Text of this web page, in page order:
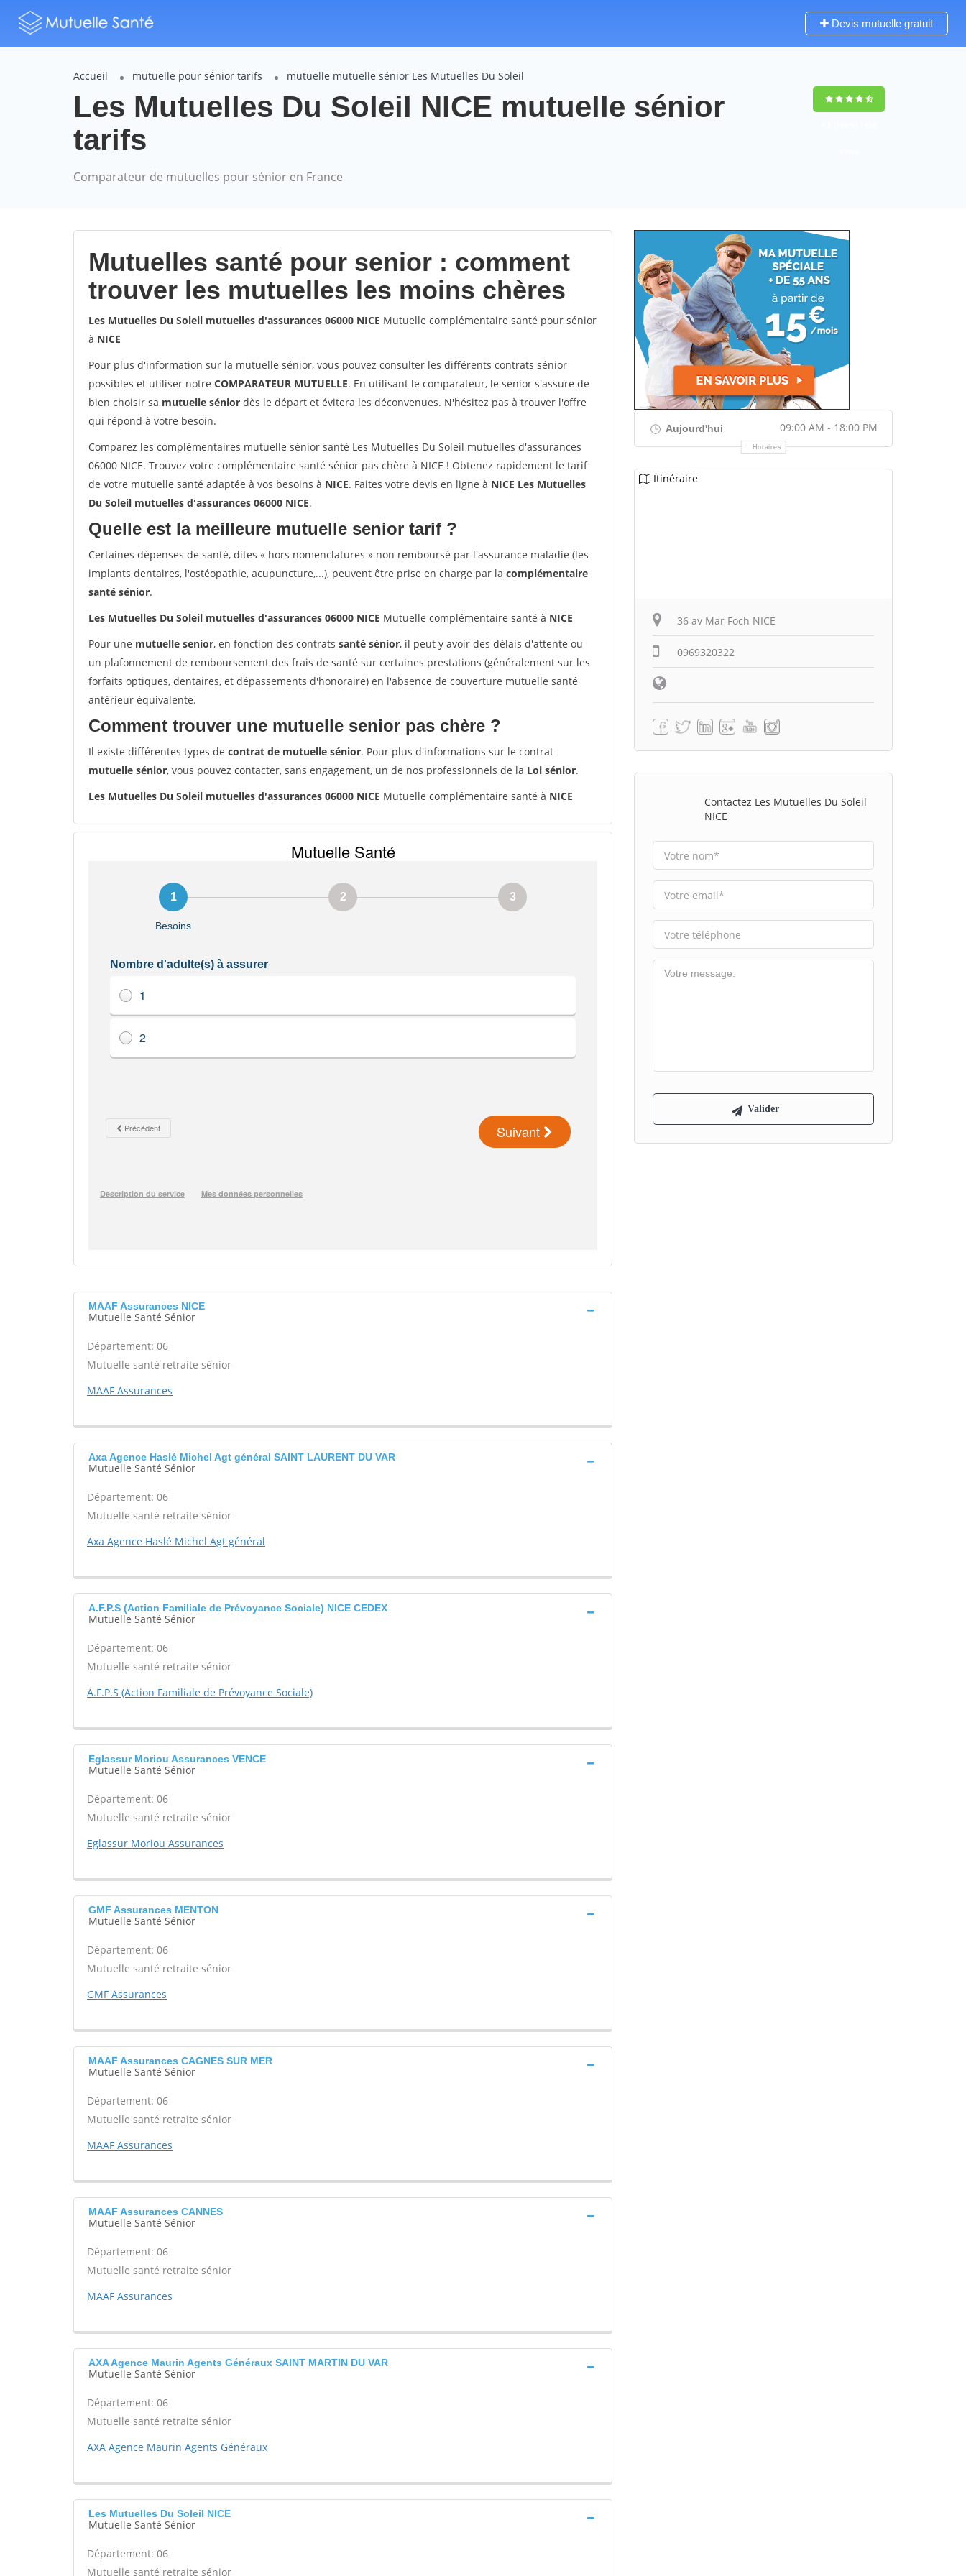
Devis mutuelle gratuit
Accueil mutuelle pour sénior tarifs mutuelle mutuelle sénior Les Mutuelles Du Soleil
Les Mutuelles Du Soleil NICE mutuelle sénior
tarifs
Comparateur de mutuelles pour sénior en France
Mutuelles santé pour senior : comment
trouver les mutuelles les moins chères
Les Mutuelles Du Soleil mutuelles d'assurances 06000 NICE Mutuelle complémentaire santé pour sénior
à NICE
Pour plus d'information sur la mutuelle sénior, vous pouvez consulter les différents contrats sénior
possibles et utiliser notre COMPARATEUR MUTUELLE. En utilisant le comparateur, le senior s'assure de
bien choisir sa mutuelle sénior dès le départ et évitera les déconvenues. N'hésitez pas à trouver l'offre
qui répond à votre besoin.
Comparez les complémentaires mutuelle sénior santé Les Mutuelles Du Soleil mutuelles d'assurances
06000 NICE. Trouvez votre complémentaire santé sénior pas chère à NICE ! Obtenez rapidement le tarif
de votre mutuelle santé adaptée à vos besoins à NICE. Faites votre devis en ligne à NICE Les Mutuelles
Du Soleil mutuelles d'assurances 06000 NICE.
Quelle est la meilleure mutuelle senior tarif ?
Certaines dépenses de santé, dites « hors nomenclatures » non remboursé par l'assurance maladie (les
implants dentaires, l'ostéopathie, acupuncture,...), peuvent être prise en charge par la complémentaire
santé sénior.
Les Mutuelles Du Soleil mutuelles d'assurances 06000 NICE Mutuelle complémentaire santé à NICE
Pour une mutuelle senior, en fonction des contrats santé sénior, il peut y avoir des délais d'attente ou
un plafonnement de remboursement des frais de santé sur certaines prestations (généralement sur les
forfaits optiques, dentaires, et dépassements d'honoraire) en l'absence de couverture mutuelle santé
antérieur équivalente.
Comment trouver une mutuelle senior pas chère ?
Il existe différentes types de contrat de mutuelle sénior. Pour plus d'informations sur le contrat
mutuelle sénior, vous pouvez contacter, sans engagement, un de nos professionnels de la Loi sénior.
Les Mutuelles Du Soleil mutuelles d'assurances 06000 NICE Mutuelle complémentaire santé à NICE
MAAF Assurances NICE
Mutuelle Santé Sénior
Département: 06
Mutuelle santé retraite sénior
MAAF Assurances
Axa Agence Haslé Michel Agt général SAINT LAURENT DU VAR
Mutuelle Santé Sénior
Département: 06
Mutuelle santé retraite sénior
Axa Agence Haslé Michel Agt général
A.F.P.S (Action Familiale de Prévoyance Sociale) NICE CEDEX
Mutuelle Santé Sénior
Département: 06
Mutuelle santé retraite sénior
A.F.P.S (Action Familiale de Prévoyance Sociale)
Eglassur Moriou Assurances VENCE
Mutuelle Santé Sénior
Département: 06
Mutuelle santé retraite sénior
Eglassur Moriou Assurances
GMF Assurances MENTON
Mutuelle Santé Sénior
Département: 06
Mutuelle santé retraite sénior
GMF Assurances
MAAF Assurances CAGNES SUR MER
Mutuelle Santé Sénior
Département: 06
Mutuelle santé retraite sénior
MAAF Assurances
MAAF Assurances CANNES
Mutuelle Santé Sénior
Département: 06
Mutuelle santé retraite sénior
MAAF Assurances
AXA Agence Maurin Agents Généraux SAINT MARTIN DU VAR
Mutuelle Santé Sénior
Département: 06
Mutuelle santé retraite sénior
AXA Agence Maurin Agents Généraux
Les Mutuelles Du Soleil NICE
Mutuelle Santé Sénior
Département: 06
Mutuelle santé retraite sénior
Aujourd'hui 09:00 AM - 18:00 PM
Horaires
Itinéraire
36 av Mar Foch NICE
0969320322
Contactez Les Mutuelles Du Soleil
NICE